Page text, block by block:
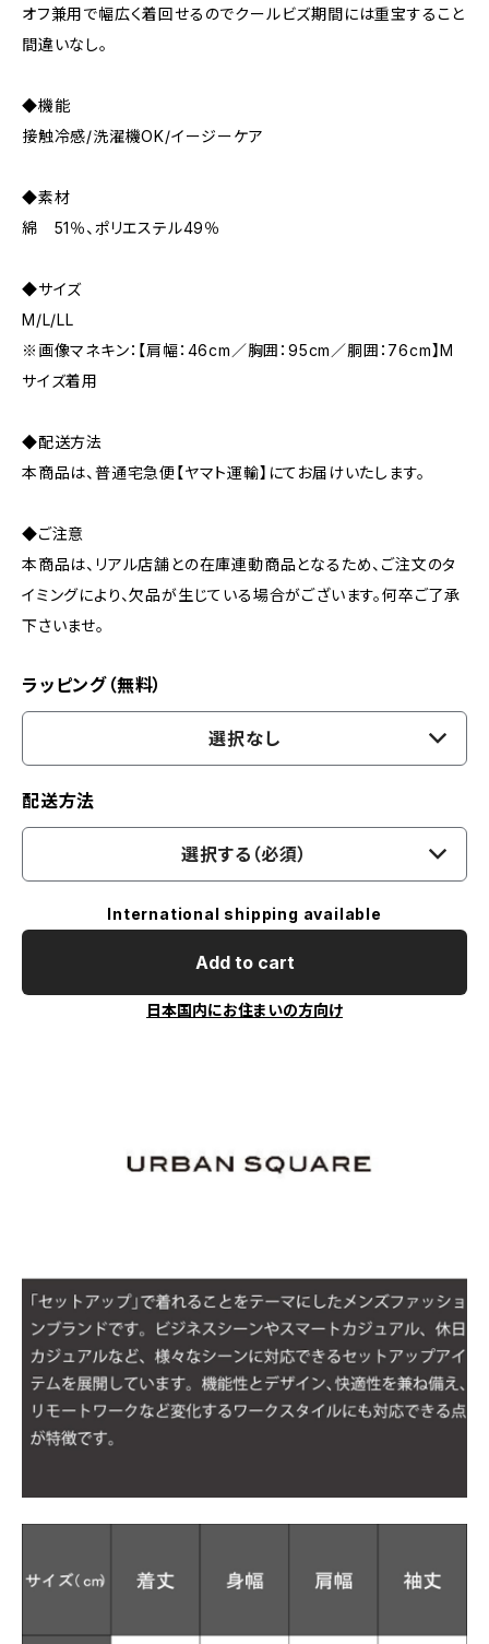
オフ兼用で幅広く着回せるのでクールビズ期間には重宝すること
間違いなし。
◆機能
接触冷感/洗濯機OK/イージーケア
◆素材
綿 51％、ポリエステル49％
◆サイズ
M/L/LL
※画像マネキン：【肩幅：46cm／胸囲：95cm／胴囲：76cm】M
サイズ着用
◆配送方法
本商品は、普通宅急便【ヤマト運輸】にてお届けいたします。
◆ご注意
本商品は、リアル店舗との在庫連動商品となるため、ご注文のタ
イミングにより、欠品が生じている場合がございます。何卒ご了承
下さいませ。
ラッピング（無料）
選択なし
配送方法
選択する（必須）
International shipping available
Add to cart
日本国内にお住まいの方向け